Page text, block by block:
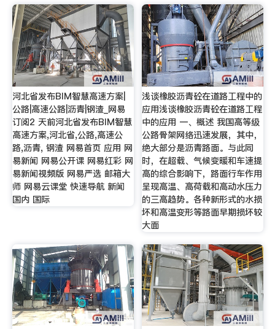
河北省发布BIM智慧高速方案|
公路|高速公路|沥青|钢渣_网易
订阅2 天前河北省发布BIM智慧
高速方案,河北省,公路,高速公
路,沥青, 钢渣 网易首页 应用 网
易新闻 网易公开课 网易红彩 网
易新闻视频版 网易严选 邮箱大
师 网易云课堂 快速导航 新闻
国内 国际
浅谈橡胶沥青砼在道路工程中的
应用浅谈橡胶沥青砼在道路工程
中的应用 一、概述 我国高等级
公路骨架网络迅速发展，其中，
绝大部分是沥青路面。与此同
时，在超载、气候变暖和车速提
高的综合影响下，路面行车作用
呈现高温、高荷载和高动水压力
的三高趋势。各种新形式的水损
坏和高温变形等路面早期损坏较
大面